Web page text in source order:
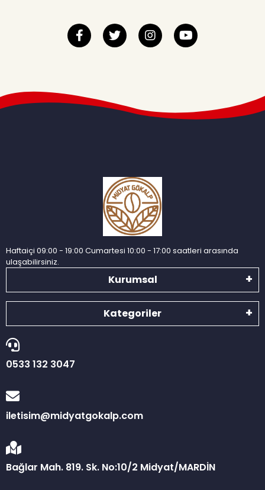
Haftaiçi 09:00 - 19:00 Cumartesi 10:00 - 17:00 saatleri arasında
ulaşabilirsiniz.
Kurumsal
Kategoriler
0533 132 3047
iletisim@midyatgokalp.com
Bağlar Mah. 819. Sk. No:10/2 Midyat/MARDİN